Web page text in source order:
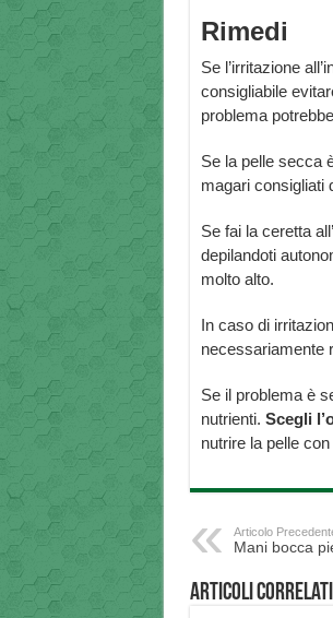
Rimedi
Se l’irritazione
consigliabile
problema
Se la pelle secca
magari consigliati
Se fai la ceretta
depilandoti
molto alto.
In caso di
necessariamente
Se il problema è
nutrienti. Scegli
nutrire la pelle
Articolo
Mani bocca
Articoli correlati